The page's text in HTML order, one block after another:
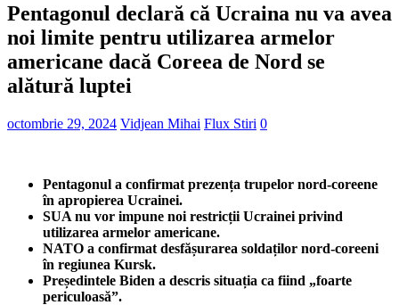
Pentagonul declară că Ucraina nu va avea
noi limite pentru utilizarea armelor
americane dacă Coreea de Nord se
alătură luptei
octombrie 29, 2024 Vidjean Mihai Flux Stiri 0
Pentagonul a confirmat prezența trupelor nord-coreene
în apropierea Ucrainei.
SUA nu vor impune noi restricții Ucrainei privind
utilizarea armelor americane.
NATO a confirmat desfășurarea soldaților nord-coreeni
în regiunea Kursk.
Președintele Biden a descris situația ca fiind „foarte
periculoasă”.